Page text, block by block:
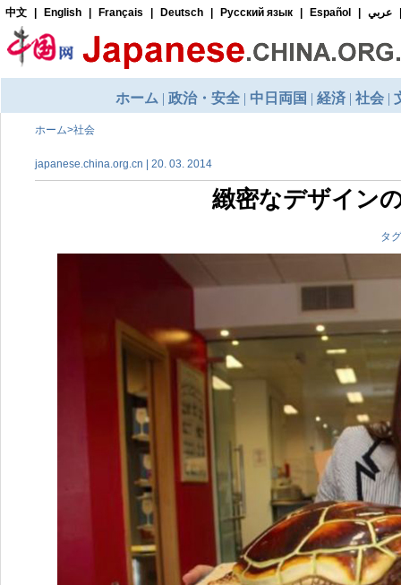
ホーム>社会
japanese.china.org.cn | 20. 03. 2014
緻密なデザイン
タ